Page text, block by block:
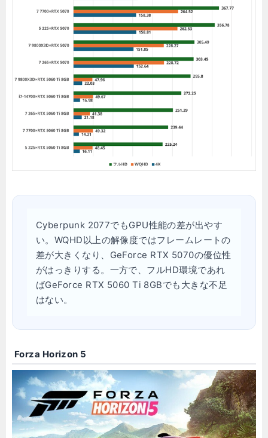
Cyberpunk 2077でもGPU性能の差が出やす
い。WQHD以上の解像度ではフレームレートの
差が大きくなり、GeForce RTX 5070の優位性
がはっきりする。一方で、フルHD環境であれ
ばGeForce RTX 5060 Ti 8GBでも大きな不足
はない。
Forza Horizon 5